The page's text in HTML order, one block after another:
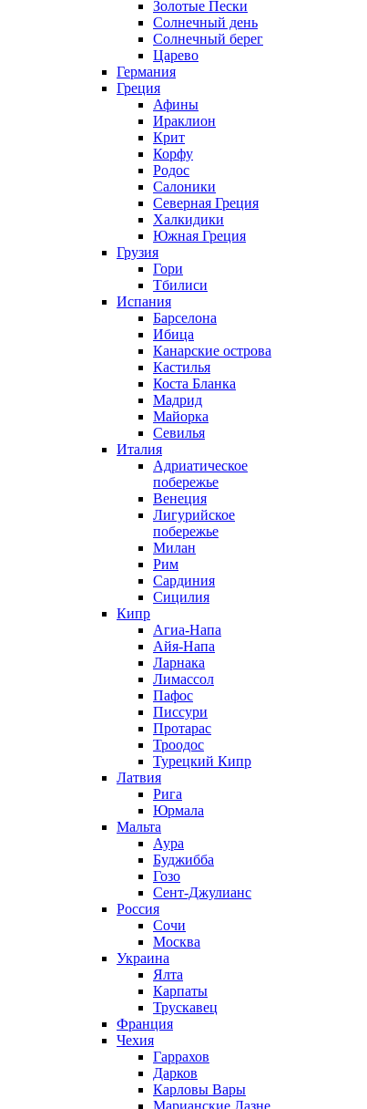
Золотые Пески
Солнечный день
Солнечный берег
Царево
Германия
Греция
Афины
Ираклион
Крит
Корфу
Родос
Салоники
Северная Греция
Халкидики
Южная Греция
Грузия
Гори
Тбилиси
Испания
Барселона
Ибица
Канарские острова
Кастилья
Коста Бланка
Мадрид
Майорка
Севилья
Италия
Адриатическое
побережье
Венеция
Лигурийское
побережье
Милан
Рим
Сардиния
Сицилия
Кипр
Агиа-Напа
Айя-Напа
Ларнака
Лимассол
Пафос
Писсури
Протарас
Троодос
Турецкий Кипр
Латвия
Рига
Юрмала
Мальта
Аура
Буджибба
Гозо
Сент-Джулианс
Россия
Сочи
Москва
Украина
Ялта
Карпаты
Трускавец
Франция
Чехия
Гаррахов
Дарков
Карловы Вары
Марианские Лазне